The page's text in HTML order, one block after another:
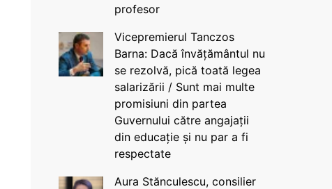
profesor
Vicepremierul Tanczos
Barna: Dacă învățământul nu
se rezolvă, pică toată legea
salarizării / Sunt mai multe
promisiuni din partea
Guvernului către angajații
din educație și nu par a fi
respectate
Aura Stănculescu, consilier